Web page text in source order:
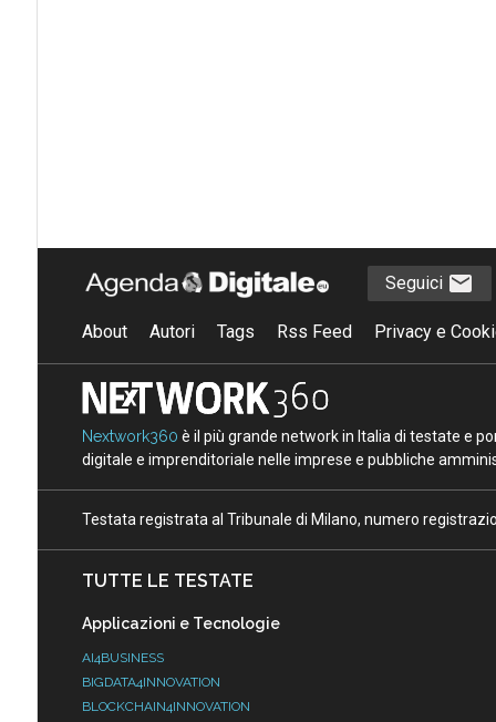
Seguici
About Autori Tags Rss Feed Privacy e
Nextwork360 è il più grande network in Italia di testate e
digitale e imprenditoriale nelle imprese e pubbliche
Testata registrata al Tribunale di Milano, numero
TUTTE LE TESTATE
Applicazioni e Tecnologie
AI4BUSINESS
BIGDATA4INNOVATION
BLOCKCHAIN4INNOVATION